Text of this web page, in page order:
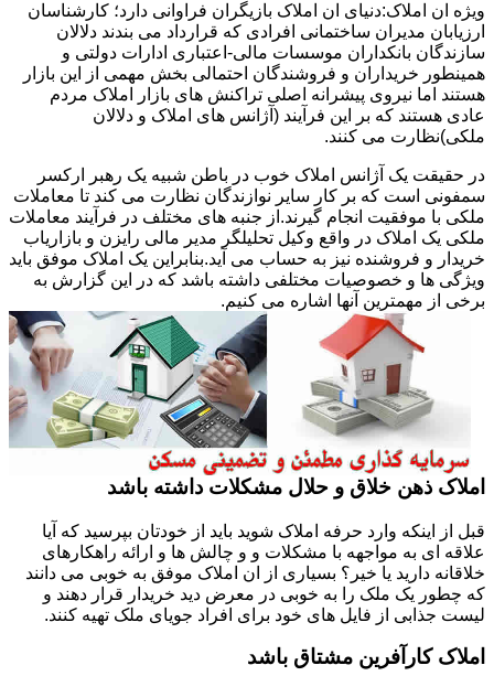
ویژه ان املاک:دنیای ان املاک بازیگران فراوانی دارد؛ کارشناسان
ارزیابان مدیران ساختمانی افرادی که قرارداد می بندند دلالان
سازندگان بانکداران موسسات مالی-اعتباری ادارات دولتی و
همینطور خریداران و فروشندگان احتمالی بخش مهمی از این بازار
هستند اما نیروی پیشرانه اصلی تراکنش های بازار املاک مردم
عادی هستند که بر این فرآیند (آژانس های املاک و دلالان
ملکی)نظارت می کنند.
در حقیقت یک آژانس املاک خوب در باطن شبیه یک رهبر ارکسر
سمفونی است که بر کار سایر نوازندگان نظارت می کند تا معاملات
ملکی با موفقیت انجام گیرند.از جنبه های مختلف در فرآیند معاملات
ملکی یک املاک در واقع وکیل تحلیلگر مدیر مالی رایزن و بازاریاب
خریدار و فروشنده نیز به حساب می آید.بنابراین یک املاک موفق باید
ویژگی ها و خصوصیات مختلفی داشته باشد که در این گزارش به
برخی از مهمترین آنها اشاره می کنیم.
املاک ذهن خلاق و حلال مشکلات داشته باشد
قبل از اینکه وارد حرفه املاک شوید باید از خودتان بپرسید که آیا
علاقه ای به مواجهه با مشکلات و و چالش ها و ارائه راهکارهای
خلاقانه دارید یا خیر؟ بسیاری از ان املاک موفق به خوبی می دانند
که چطور یک ملک را به خوبی در معرض دید خریدار قرار دهند و
لیست جذابی از فایل های خود برای افراد جویای ملک تهیه کنند.
املاک کارآفرین مشتاق باشد